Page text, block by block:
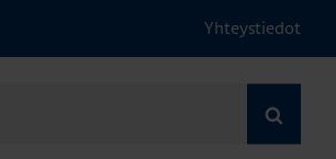
Yhteystiedot